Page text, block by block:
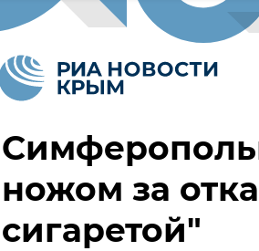
ножом за
сигаретой"